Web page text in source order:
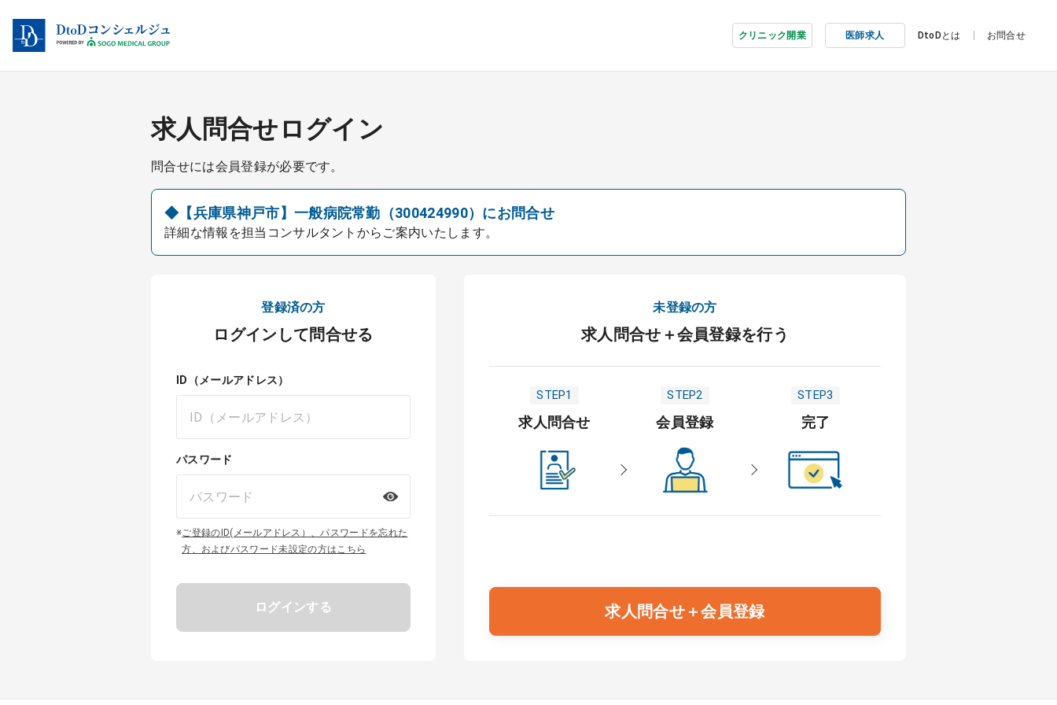
クリニック開業 医師求人 DtoDとは お問合せ
求人問合せログイン
問合せには会員登録が必要です。
◆【兵庫県神戸市】一般病院常勤（300424990）にお問合せ
詳細な情報を担当コンサルタントからご案内いたします。
登録済の方
ログインして問合せる
ID（メールアドレス）
パスワード
※ご登録のID(メールアドレス）、パスワードを忘れた
方、およびパスワード未設定の方はこちら
ログインする
未登録の方
求人問合せ＋会員登録を行う
STEP1
求人問合せ
STEP2
会員登録
STEP3
完了
求人問合せ＋会員登録